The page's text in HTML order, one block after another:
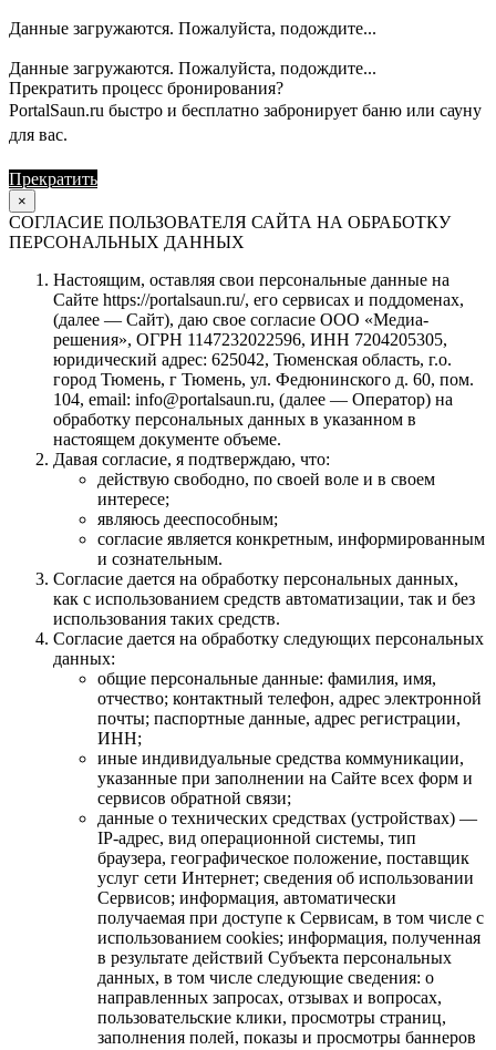
Данные загружаются. Пожалуйста, подождите...
Данные загружаются. Пожалуйста, подождите...
Прекратить процесс бронирования?
PortalSaun.ru быстро и бесплатно забронирует баню или сауну
для вас.
Прекратить
×
СОГЛАСИЕ ПОЛЬЗОВАТЕЛЯ САЙТА НА ОБРАБОТКУ
ПЕРСОНАЛЬНЫХ ДАННЫХ
Настоящим, оставляя свои персональные данные на
Сайте https://portalsaun.ru/, его сервисах и поддоменах,
(далее — Сайт), даю свое согласие ООО «Медиа-
решения», ОГРН 1147232022596, ИНН 7204205305,
юридический адрес: 625042, Тюменская область, г.о.
город Тюмень, г Тюмень, ул. Федюнинского д. 60, пом.
104, email: info@portalsaun.ru, (далее — Оператор) на
обработку персональных данных в указанном в
настоящем документе объеме.
Давая согласие, я подтверждаю, что:
действую свободно, по своей воле и в своем
интересе;
являюсь дееспособным;
согласие является конкретным, информированным
и сознательным.
Согласие дается на обработку персональных данных,
как с использованием средств автоматизации, так и без
использования таких средств.
Согласие дается на обработку следующих персональных
данных:
общие персональные данные: фамилия, имя,
отчество; контактный телефон, адрес электронной
почты; паспортные данные, адрес регистрации,
ИНН;
иные индивидуальные средства коммуникации,
указанные при заполнении на Сайте всех форм и
сервисов обратной связи;
данные о технических средствах (устройствах) —
IP-адрес, вид операционной системы, тип
браузера, географическое положение, поставщик
услуг сети Интернет; сведения об использовании
Сервисов; информация, автоматически
получаемая при доступе к Сервисам, в том числе с
использованием cookies; информация, полученная
в результате действий Субъекта персональных
данных, в том числе следующие сведения: о
направленных запросах, отзывах и вопросах,
пользовательские клики, просмотры страниц,
заполнения полей, показы и просмотры баннеров